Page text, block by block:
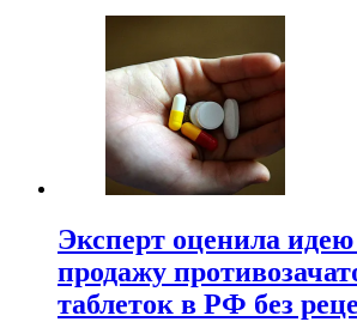
Эксперт оценила идею
продажу
таблеток в РФ без